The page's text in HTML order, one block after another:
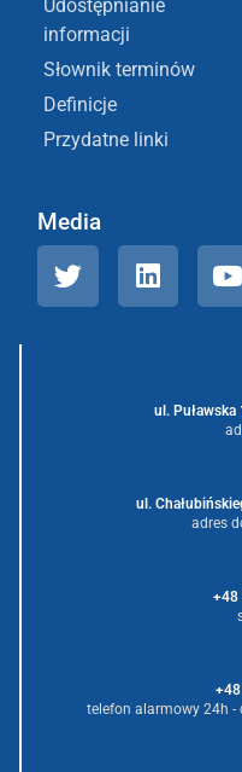
Udostępnianie
informacji
Słownik terminów
Definicje
Przydatne linki
Media
ul.
ul.
adres
+48
telefon alarmowy 24h -